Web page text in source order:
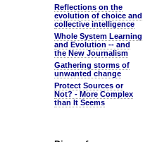
Reflections on the
evolution of choice and
collective intelligence
Whole System Learning
and Evolution -- and
the New Journalism
Gathering storms of
unwanted change
Protect Sources or
Not? - More Complex
than It Seems